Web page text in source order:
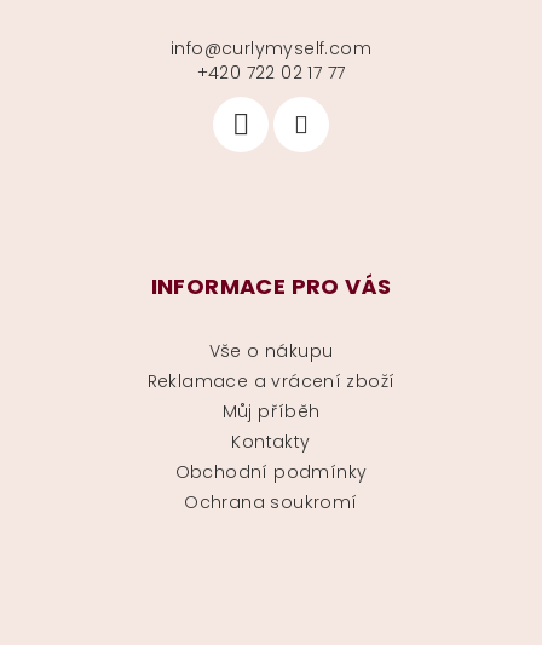
info@curlymyself.com
+420 722 02 17 77
INFORMACE PRO VÁS
Vše o nákupu
Reklamace a vrácení zboží
Můj příběh
Kontakty
Obchodní podmínky
Ochrana soukromí